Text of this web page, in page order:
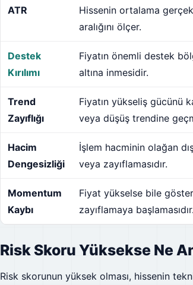
ATR
Hissenin ortalama
aralığını ölçer.
Destek
Kırılımı
Fiyatın önemli destek
altına inmesidir.
Trend
Zayıflığı
Fiyatın yükseliş gücünü
veya düşüş trendine
Hacim
Dengesizliği
İşlem hacminin olağan
veya zayıflamasıdır.
Momentum
Kaybı
Fiyat yükselse bile
zayıflamaya başlamasıdır.
Risk Skoru Yüksekse Ne
Risk skorunun yüksek olması, hissenin